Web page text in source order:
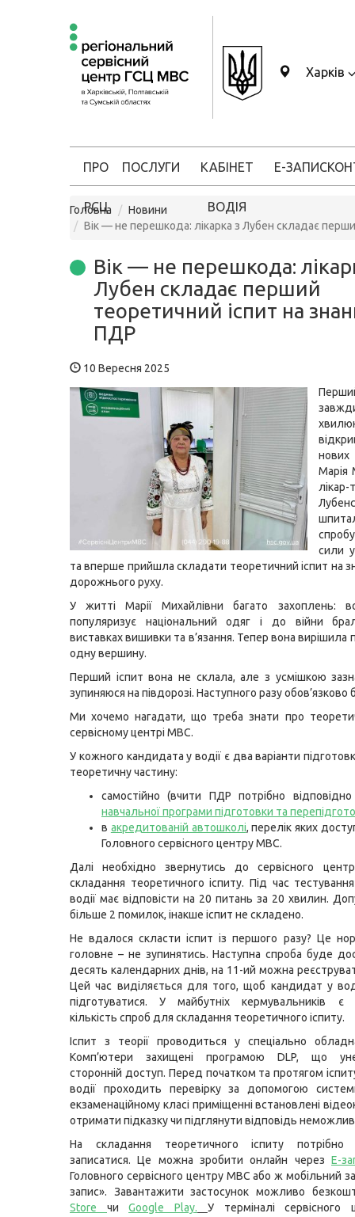
Харків
ПРО
РСЦ
ПОСЛУГИ КАБІНЕТ
ВОДІЯ
Е-ЗАПИС
Головна
Новини
Вік — не перешкода: лікарка з Лубен складає
Вік — не перешкода:
Лубен складає перший
теоретичний іспит на
ПДР
10 Вересня 2025
Марія
лікар-
сили
та вперше прийшла складати теоретичний іспит на
дорожнього руху.
У житті Марії Михайлівни багато захоплень:
популяризує національний одяг і до війни
виставках вишивки та в’язання. Тепер вона вирішила
одну вершину.
Перший іспит вона не склала, але з усмішкою
зупиняюся на півдорозі. Наступного разу
Ми хочемо нагадати, що треба знати про
сервісному центрі МВС.
У кожного кандидата у водії є два варіанти
теоретичну частину:
самостійно (вчити ПДР потрібно
навчальної програми підготовки та
в акредитованій автошколі, перелік яких
Головного сервісного центру МВС.
Далі необхідно звернутись до сервісного
складання теоретичного іспиту. Під час
водії має відповісти на 20 питань за 20 хвилин.
більше 2 помилок, інакше іспит не складено.
Не вдалося скласти іспит із першого разу? Це
головне – не зупинятись. Наступна спроба буде
десять календарних днів, на 11-ий можна
Цей час виділяється для того, щоб кандидат у
підготуватися. У майбутніх кермувальників є
кількість спроб для складання теоретичного іспиту.
Іспит з теорії проводиться у спеціально
Комп’ютери захищені програмою DLP, що
сторонній доступ. Перед початком та протягом
водії проходить перевірку за допомогою
екзаменаційному класі приміщенні встановлені
отримати підказку чи підглянути відповідь
На складання теоретичного іспиту потрібно
записатися. Це можна зробити онлайн черезЕ-
Головного сервісного центру МВС або ж мобільний
запис». Завантажити застосунок можливо
Store
чиGoogle Play.
У терміналі